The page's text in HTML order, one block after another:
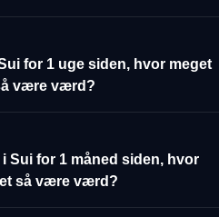
for 1 uge siden, hvor meget
være værd?
Sui for 1 måned siden, hvor
så være værd?